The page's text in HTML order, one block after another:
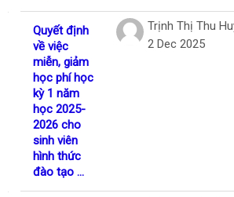
Quyết định
về việc
miễn, giảm
học phí học
kỳ 1 năm
học 2025-
2026 cho
sinh viên
hình thức
đào tạo ...
Trịnh Thị Thu
2 Dec 2025